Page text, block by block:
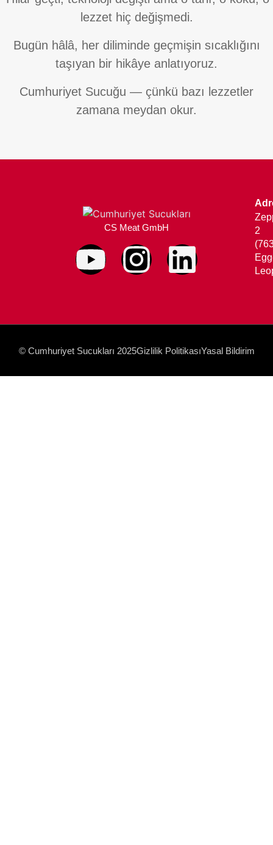
lezzet hiç değişmedi.
Bugün hâlâ, her diliminde geçmişin sıcaklığını
taşıyan bir hikâye anlatıyoruz.
Cumhuriyet Sucuğu — çünkü bazı lezzetler
zamana meydan okur.
CS Meat GmbH
2
© Cumhuriyet Sucukları 2025Gizlilik PolitikasıYasal Bildirim